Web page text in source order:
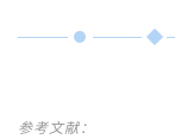
参考文献：